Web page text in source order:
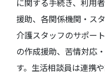
に関する手続き、利用
援助、各関係機関・ス
介護スタッフのサポー
の作成援助、苦情対応
す。生活相談員は連携